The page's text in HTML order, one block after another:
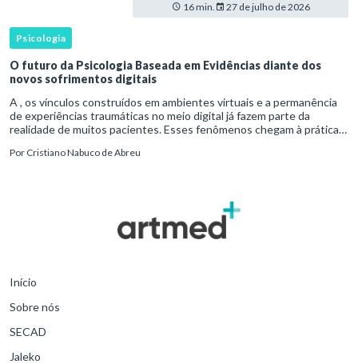
16 min. 27 de julho de 2026
Psicologia
O futuro da Psicologia Baseada em Evidências diante dos
novos sofrimentos digitais
A , os vínculos construídos em ambientes virtuais e a permanência
de experiências traumáticas no meio digital já fazem parte da
realidade de muitos pacientes. Esses fenômenos chegam à prática
Por Cristiano Nabuco de Abreu
Início
Sobre nós
SECAD
Jaleko